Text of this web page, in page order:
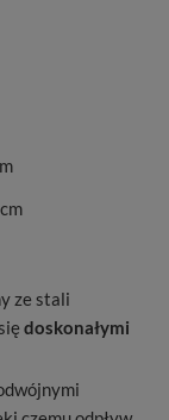
ze stali
doskonałymi